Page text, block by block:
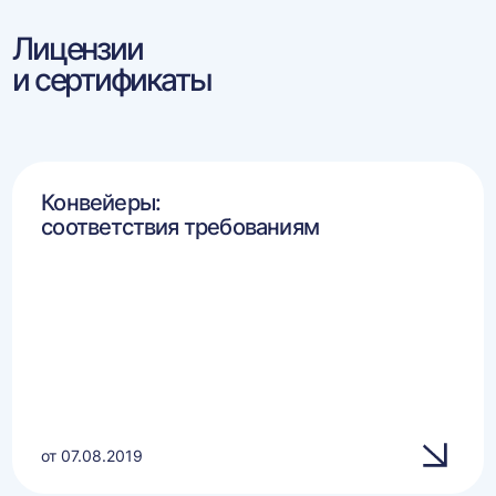
Лицензии
и сертификаты
Конвейеры:
соответствия требованиям
от 07.08.2019